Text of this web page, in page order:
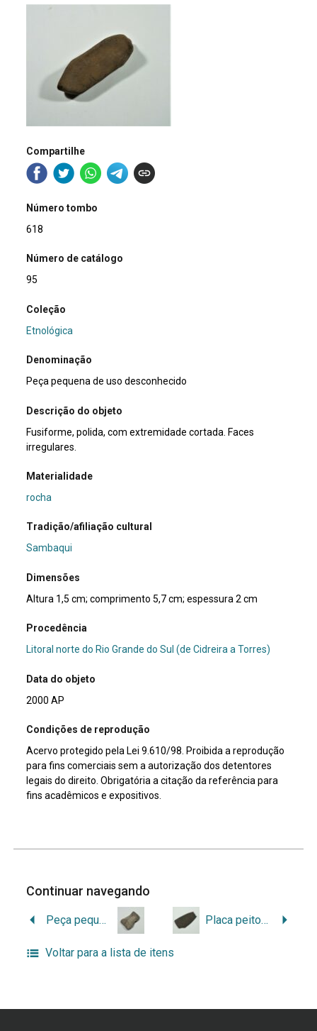
Compartilhe
Número tombo
618
Número de catálogo
95
Coleção
Etnológica
Denominação
Peça pequena de uso desconhecido
Descrição do objeto
Fusiforme, polida, com extremidade cortada. Faces
irregulares.
Materialidade
rocha
Tradição/afiliação cultural
Sambaqui
Dimensões
Altura 1,5 cm; comprimento 5,7 cm; espessura 2 cm
Procedência
Litoral norte do Rio Grande do Sul (de Cidreira a Torres)
Data do objeto
2000 AP
Condições de reprodução
Acervo protegido pela Lei 9.610/98. Proibida a reprodução
para fins comerciais sem a autorização dos detentores
legais do direito. Obrigatória a citação da referência para
fins acadêmicos e expositivos.
Continuar navegando
Peça pequena de uso desconhecido Placa peitoral
Voltar para a lista de itens